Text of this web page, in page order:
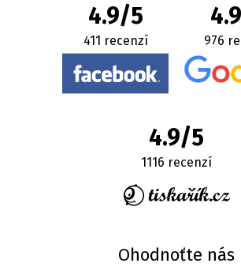
4.9/5
411 recenzí 976
4.9/5
1116 recenzí
Ohodnoťte nás